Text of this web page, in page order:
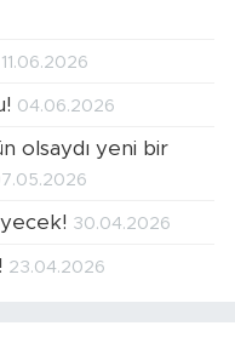
11.06.2026
04.06.2026
olsaydı yeni bir
30.04.2026
23.04.2026